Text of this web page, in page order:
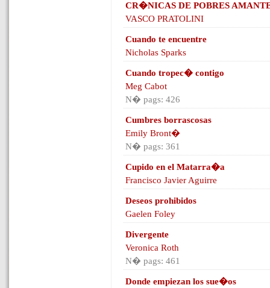
CR�NICAS DE POBRES
VASCO PRATOLINI
Cuando te encuentre
Nicholas Sparks
Cuando tropec� contigo
Meg Cabot
N� pags: 426
Cumbres borrascosas
Emily Bront�
N� pags: 361
Cupido en el Matarra�a
Francisco Javier Aguirre
Deseos prohibidos
Gaelen Foley
Divergente
Veronica Roth
N� pags: 461
Donde empiezan los sue�os